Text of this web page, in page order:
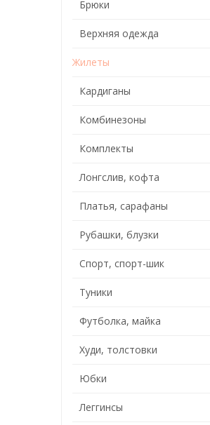
Брюки
Верхняя одежда
Жилеты
Кардиганы
Комбинезоны
Комплекты
Лонгслив, кофта
Платья, сарафаны
Рубашки, блузки
Спорт, спорт-шик
Туники
Футболка, майка
Худи, толстовки
Юбки
Леггинсы